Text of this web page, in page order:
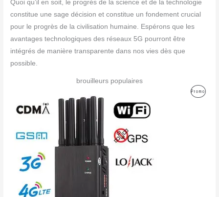
Quoi qu’il en soit, le progrès de la science et de la technologie
constitue une sage décision et constitue un fondement crucial
pour le progrès de la civilisation humaine. Espérons que les
avantages technologiques des réseaux 5G pourront être
intégrés de manière transparente dans nos vies dès que
possible.
brouilleurs populaires
Promo
était :
499,00€.
actuel
199,99€.